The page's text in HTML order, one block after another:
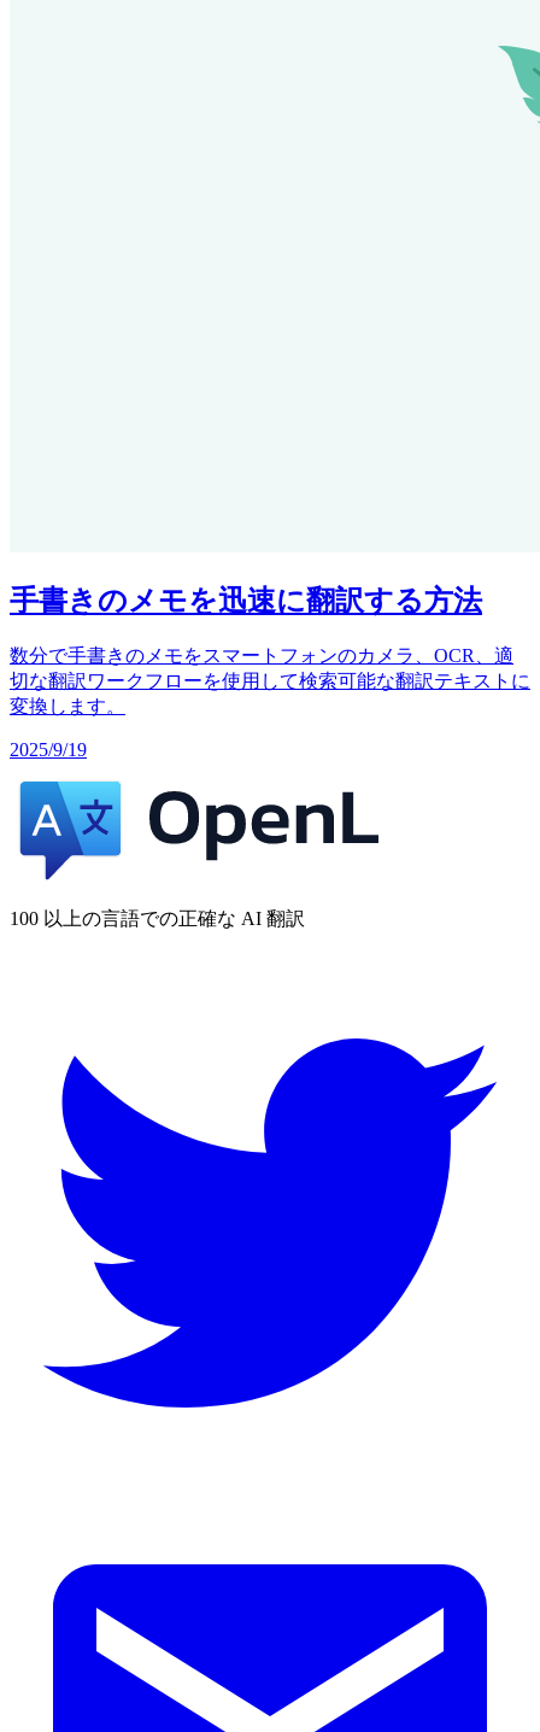
手書きのメモを迅速に翻訳する方法
数分で手書きのメモをスマートフォンのカメラ、OCR、適
切な翻訳ワークフローを使用して検索可能な翻訳テキストに
変換します。
2025/9/19
100 以上の言語での正確な AI 翻訳